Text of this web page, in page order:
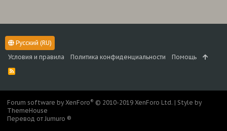
Русский (RU)
Условия и правила
Политика конфиденциальности Помощь
R
S
Forum software by XenForo® © 2010-2019 XenForo Ltd. | Style by
ThemeHouse
Перевод от Jumuro ®